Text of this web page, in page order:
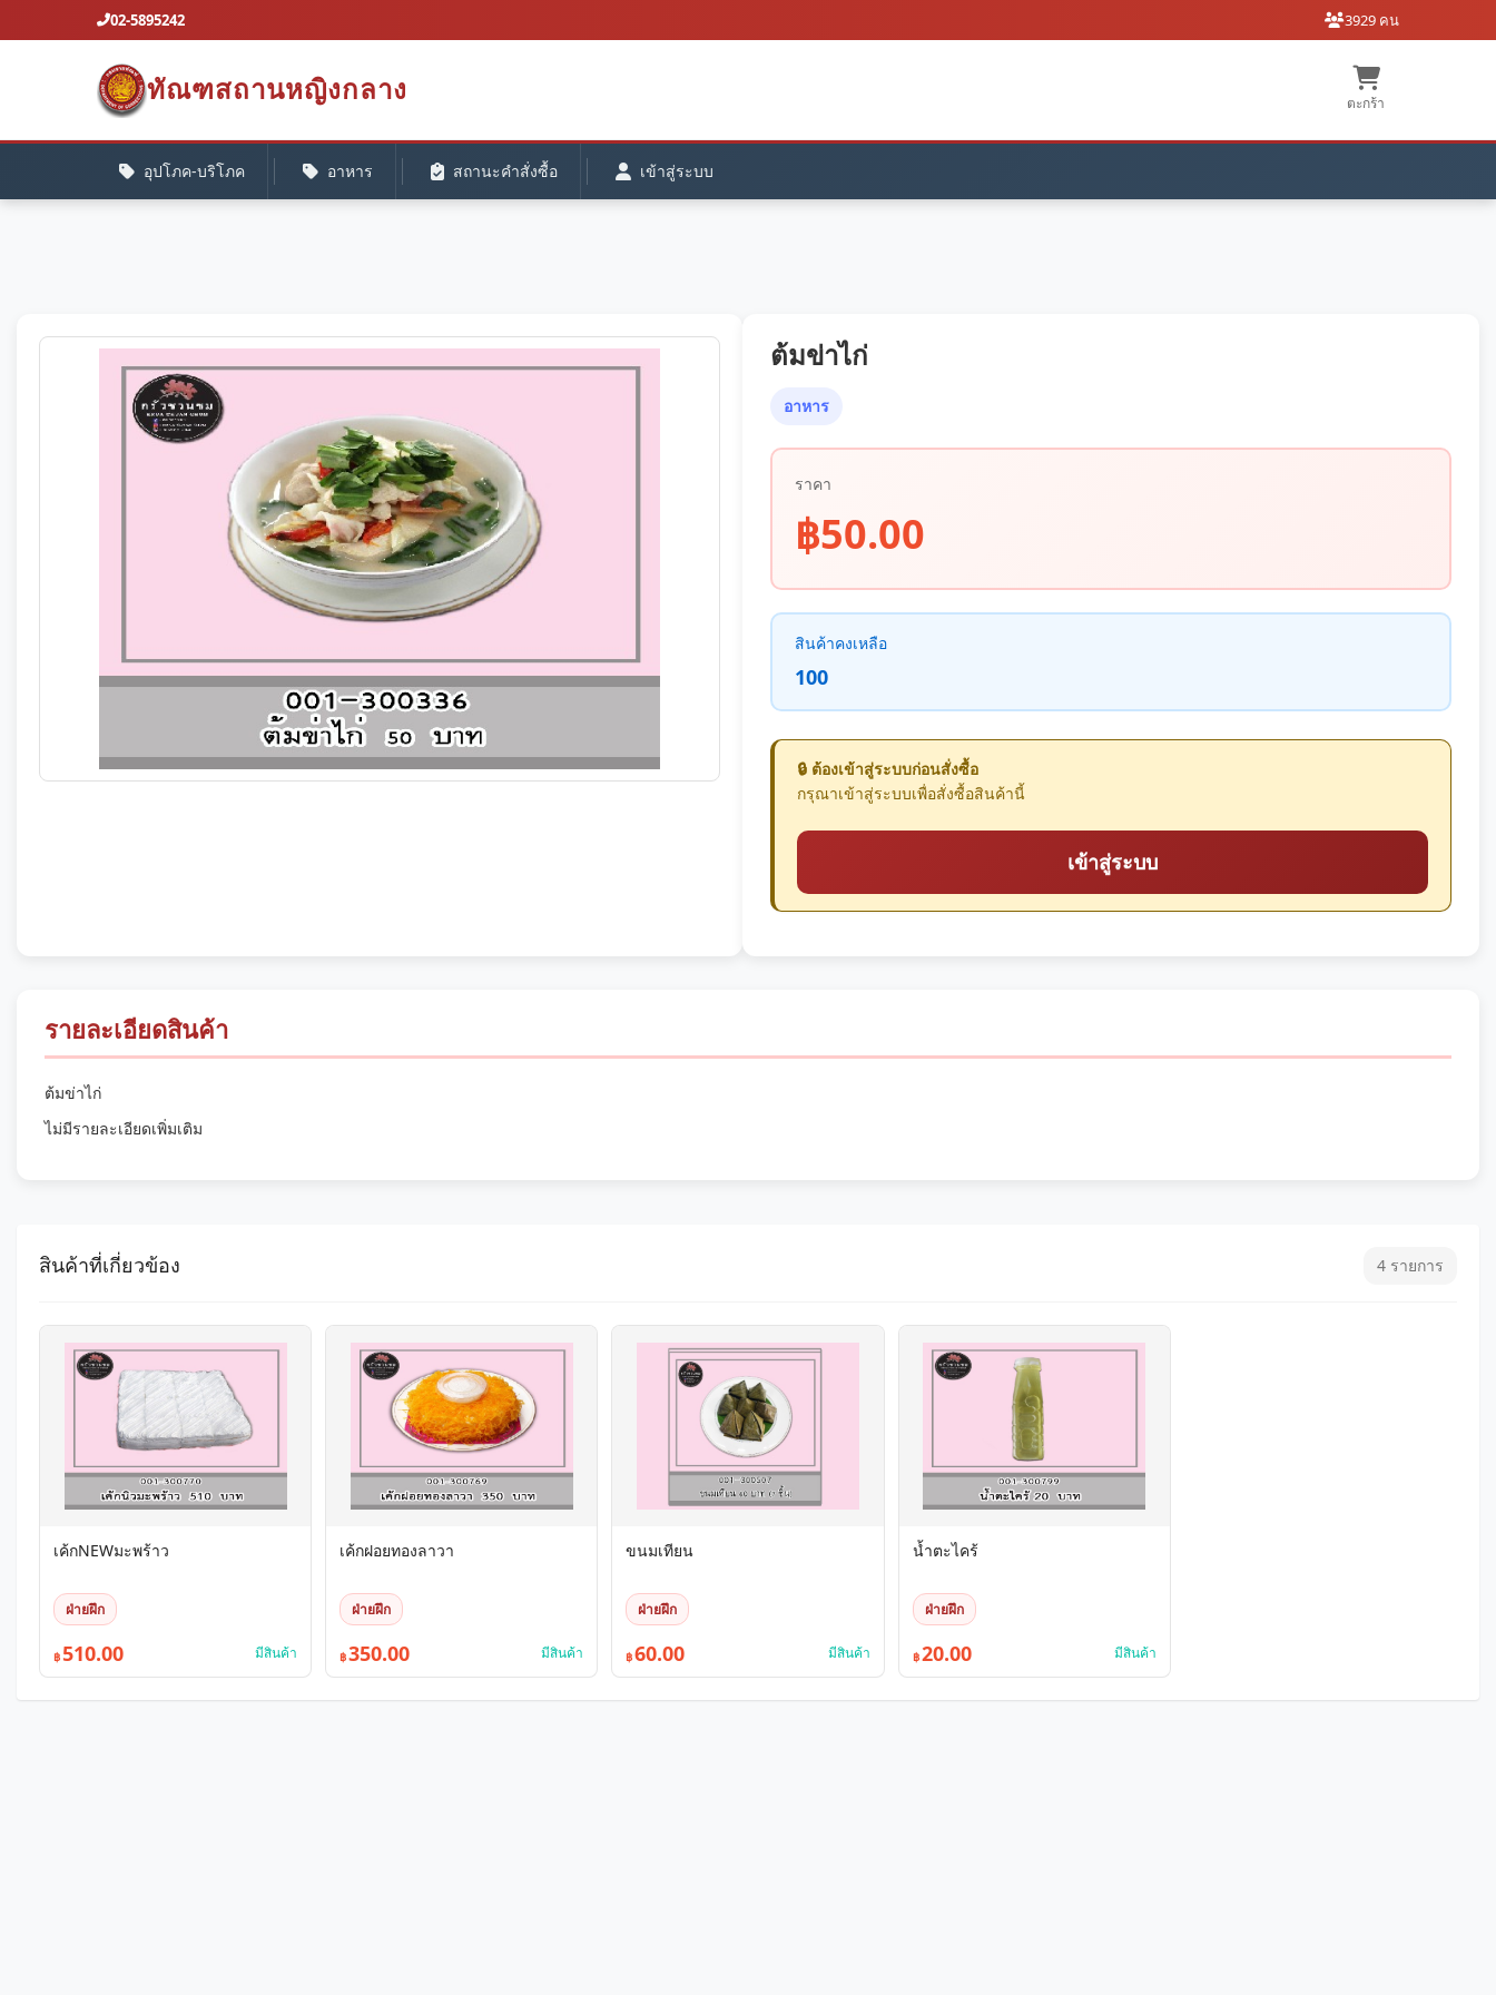
02-5895242 3929 คน
ทัณฑสถานหญิงกลาง ตะกร้า
อุปโภค-บริโภค อาหาร สถานะคำสั่งซื้อ เข้าสู่ระบบ
ต้มข่าไก่
อาหาร
ราคา
฿50.00
สินค้าคงเหลือ
100
🔒 ต้องเข้าสู่ระบบก่อนสั่งซื้อ
กรุณาเข้าสู่ระบบเพื่อสั่งซื้อสินค้านี้
เข้าสู่ระบบ
รายละเอียดสินค้า
ต้มข่าไก่
ไม่มีรายละเอียดเพิ่มเติม
สินค้าที่เกี่ยวข้อง 4 รายการ
เค้กNEWมะพร้าว
ฝ่ายฝึก
฿510.00 มีสินค้า
เค้กฝอยทองลาวา
ฝ่ายฝึก
฿350.00 มีสินค้า
ขนมเทียน
ฝ่ายฝึก
฿60.00 มีสินค้า
น้ำตะไคร้
ฝ่ายฝึก
฿20.00 มีสินค้า